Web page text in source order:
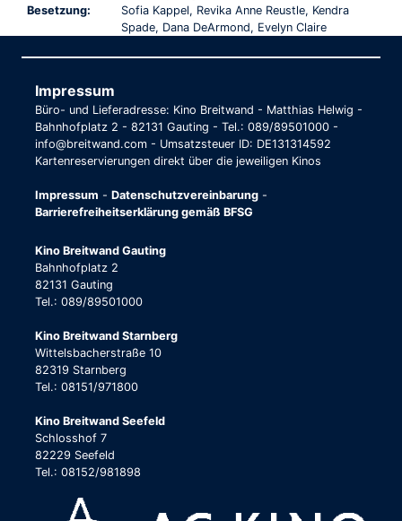
Besetzung:
Sofia Kappel, Revika Anne Reustle, Kendra
Spade, Dana DeArmond, Evelyn Claire
Impressum
Büro- und Lieferadresse: Kino Breitwand - Matthias Helwig -
Bahnhofplatz 2 - 82131 Gauting - Tel.: 089/89501000 -
info@breitwand.com - Umsatzsteuer ID: DE131314592
Kartenreservierungen direkt über die jeweiligen Kinos
Impressum - Datenschutzvereinbarung -
Barrierefreiheitserklärung gemäß BFSG
Kino Breitwand Gauting
Bahnhofplatz 2
82131 Gauting
Tel.: 089/89501000
Kino Breitwand Starnberg
Wittelsbacherstraße 10
82319 Starnberg
Tel.: 08151/971800
Kino Breitwand Seefeld
Schlosshof 7
82229 Seefeld
Tel.: 08152/981898